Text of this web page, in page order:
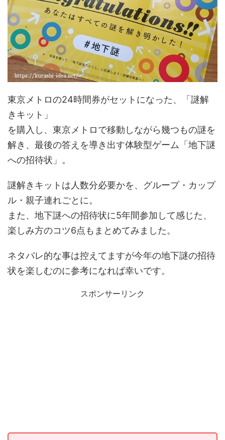
東京メトロの24時間券がセットになった、「謎解
きキット」
を購入し、東京メトロで移動しながら幾つもの謎を
解き、最後の答えを導き出す体験型ゲーム「地下謎
への招待状」。
謎解きキットは人数分必要かを、グループ・カップ
ル・親子連れごとに。
また、地下謎への招待状に5年間参加して感じた、
楽しみ方のコツ6点もまとめてみました。
ネタバレ的な事は控えてますが今年の地下謎の招待
状を楽しむのに参考になれば幸いです。
スポンサーリンク